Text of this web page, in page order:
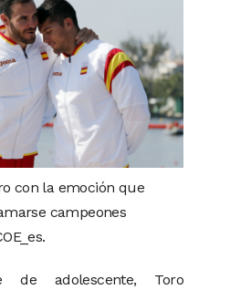
con la emoción que
campeones
de adolescente, Toro